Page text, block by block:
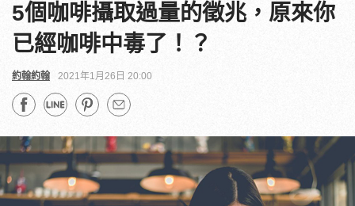
5個咖啡攝取過量的徵兆，原來你
已經咖啡中毒了！？
約翰約翰 2021年1月26日 20:00